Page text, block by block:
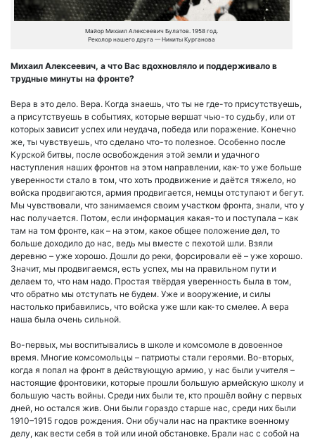
Майор Михаил Алексеевич Булатов. 1958 год.
Реколор нашего друга — Никиты Курганова
Михаил Алексеевич, а что Вас вдохновляло и поддерживало в
трудные минуты на фронте?
Вера в это дело. Вера. Когда знаешь, что ты не где-то присутствуешь,
а присутствуешь в событиях, которые вершат чью-то судьбу, или от
которых зависит успех или неудача, победа или поражение. Конечно
же, ты чувствуешь, что сделано что-то полезное. Особенно после
Курской битвы, после освобождения этой земли и удачного
наступления наших фронтов на этом направлении, как-то уже больше
уверенности стало в том, что хоть продвижение и даётся тяжело, но
войска продвигаются, армия продвигается, немцы отступают и бегут.
Мы чувствовали, что занимаемся своим участком фронта, знали, что у
нас получается. Потом, если информация какая-то и поступала – как
там на том фронте, как – на этом, какое общее положение дел, то
больше доходило до нас, ведь мы вместе с пехотой шли. Взяли
деревню – уже хорошо. Дошли до реки, форсировали её – уже хорошо.
Значит, мы продвигаемся, есть успех, мы на правильном пути и
делаем то, что нам надо. Простая твёрдая уверенность была в том,
что обратно мы отступать не будем. Уже и вооружение, и силы
настолько прибавились, что войска уже шли как-то смелее. А вера
наша была очень сильной.
Во-первых, мы воспитывались в школе и комсомоле в довоенное
время. Многие комсомольцы – патриоты стали героями. Во-вторых,
когда я попал на фронт в действующую армию, у нас были учителя –
настоящие фронтовики, которые прошли большую армейскую школу и
большую часть войны. Среди них были те, кто прошёл войну с первых
дней, но остался жив. Они были гораздо старше нас, среди них были
1910–1915 годов рождения. Они обучали нас на практике военному
делу, как вести себя в той или иной обстановке. Брали нас с собой на